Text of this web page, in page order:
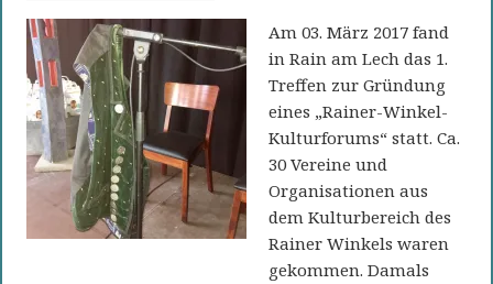
Am 03. März 2017 fand
in Rain am Lech das 1.
Treffen zur Gründung
eines „Rainer-Winkel-
Kulturforums“ statt. Ca.
30 Vereine und
Organisationen aus
dem Kulturbereich des
Rainer Winkels waren
gekommen. Damals